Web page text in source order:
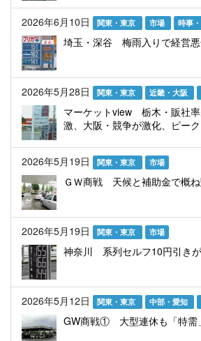
2026年6月10日 関東・東京 市場 時事
埼玉・深谷 梅雨入りで経営
2026年5月28日 関東・東京 近畿・大阪
マーケットview 栃木・販社
激、大阪・競争が激化、ピー
2026年5月19日 関東・東京 市場
ＧＷ商戦 天候と補助金で概
2026年5月19日 関東・東京 市場
神奈川 系列セルフ10円引き
2026年5月12日 関東・東京 中部・愛知
GW商戦① 大型連休も「特需